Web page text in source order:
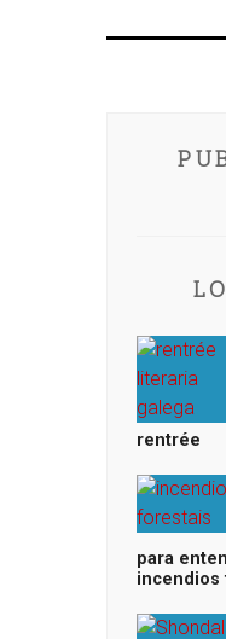
rentrée
para
incendios